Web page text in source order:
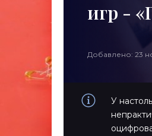
игр -
Добавлено: 23
У